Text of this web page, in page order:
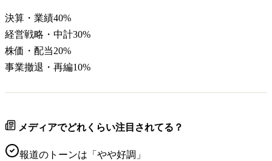
決算・業績40%
経営戦略・中計30%
株価・配当20%
事業撤退・再編10%
メディアでどれくらい注目されてる？
報道のトーンは「 やや好調 」